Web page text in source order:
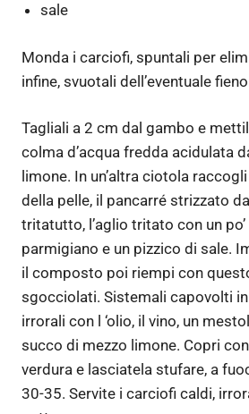
sale
Monda i carciofi, spuntali per
infine, svuotali dell’eventuale
Tagliali a 2 cm dal gambo e
colma d’acqua fredda acidulata
limone. In un’altra ciotola
della pelle, il pancarré strizzato
tritatutto, l’aglio tritato con un po’
parmigiano e un pizzico di sale.
il composto poi riempi con
sgocciolati. Sistemali capovolti
irrorali con l ‘olio, il vino, un
succo di mezzo limone. Copri
verdura e lasciatela stufare, a
30-35. Servite i carciofi caldi,